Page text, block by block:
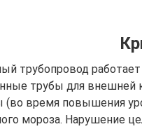
трубопровод
трубы для внешней
(во время повышения
мороза. Нарушение